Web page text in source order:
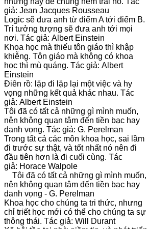
giả: Jean Jacques Rousseau
Logic sẽ đưa anh từ điểm A tới điểm B.
Trí tưởng tượng sẽ đưa anh tới mọi
nơi. Tác giả: Albert Einstein
Khoa học mà thiếu tôn giáo thì khập
khiễng. Tôn giáo mà không có khoa
học thì mù quáng. Tác giả: Albert
Einstein
Điên rồ: lặp đi lặp lại một việc và hy
vọng những kết quả khác nhau. Tác
giả: Albert Einstein
Tôi đã có tất cả những gì mình muốn,
nên không quan tâm đến tiền bạc hay
danh vọng. Tác giả: G. Perelman
Trong tất cả các môn khoa học, sai lầm
đi trước sự thật, và tốt nhất nó nên đi
đầu tiên hơn là đi cuối cùng. Tác
giả: Horace Walpole
Tôi đã có tất cả những gì mình muốn,
nên không quan tâm đến tiền bạc hay
danh vọng - G. Perelman
Khoa học cho chúng ta tri thức, nhưng
chỉ triết học mới có thể cho chúng ta sự
thông thái. Tác giả: Will Durant